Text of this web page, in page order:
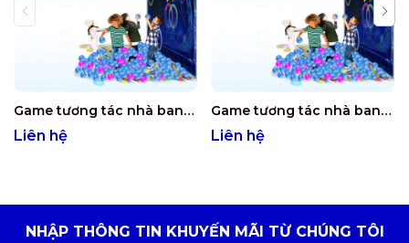
Game tương tác nhà banh (300 Game)
Liên hệ
Game tương tác nhà banh (200 Game)
Liên hệ
NHẬP THÔNG TIN KHUYẾN MÃI TỪ CHÚNG TÔI